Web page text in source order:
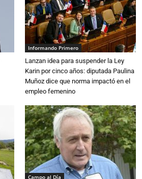
Informando Primero
Lanzan idea para suspender la Ley
Karin por cinco años: diputada Paulina
Muñoz dice que norma impactó en el
empleo femenino
Campo al Día